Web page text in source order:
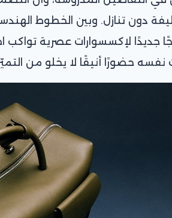
دون تنازل. وبين الخطوط
جديدًا لإكسسوارات عصرية تواكب
نفسه حضورًا أنيقًا لا يخلو من